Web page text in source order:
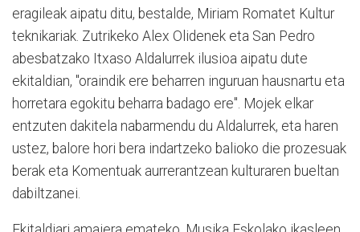
eragileak aipatu ditu, bestalde, Miriam Romatet Kultur
teknikariak. Zutrikeko Alex Olidenek eta San Pedro
abesbatzako Itxaso Aldalurrek ilusioa aipatu dute
ekitaldian, "oraindik ere beharren inguruan hausnartu eta
horretara egokitu beharra badago ere". Mojek elkar
entzuten dakitela nabarmendu du Aldalurrek, eta haren
ustez, balore hori bera indartzeko balioko die prozesuak
berak eta Komentuak aurrerantzean kulturaren bueltan
dabiltzanei.